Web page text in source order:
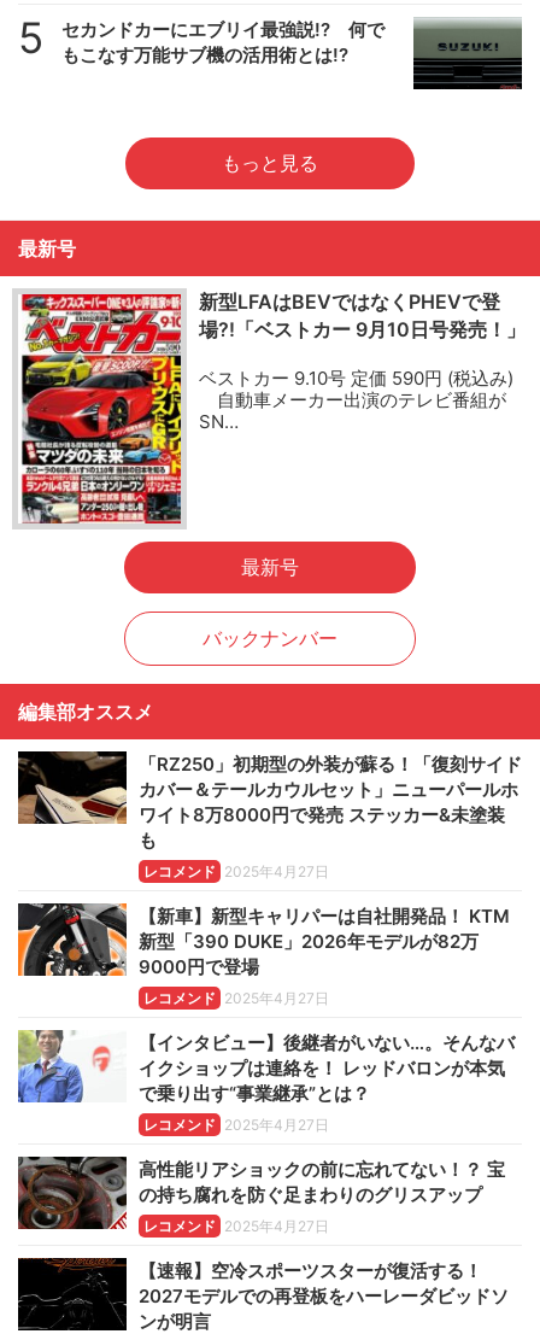
5
セカンドカーにエブリイ最強説!? 何で
もこなす万能サブ機の活用術とは!?
もっと見る
最新号
新型LFAはBEVではなくPHEVで登
場?!「ベストカー 9月10日号発売！」
ベストカー 9.10号 定価 590円 (税込み)
自動車メーカー出演のテレビ番組が
SN…
最新号
バックナンバー
編集部オススメ
「RZ250」初期型の外装が蘇る！「復刻サイド
カバー＆テールカウルセット」ニューパールホ
ワイト8万8000円で発売 ステッカー&未塗装
も
レコメンド 2025年4月27日
【新車】新型キャリパーは自社開発品！ KTM
新型「390 DUKE」2026年モデルが82万
9000円で登場
レコメンド 2025年4月27日
【インタビュー】後継者がいない…。そんなバ
イクショップは連絡を！ レッドバロンが本気
で乗り出す“事業継承”とは？
レコメンド 2025年4月27日
高性能リアショックの前に忘れてない！？ 宝
の持ち腐れを防ぐ足まわりのグリスアップ
レコメンド 2025年4月27日
【速報】空冷スポーツスターが復活する！
2027モデルでの再登板をハーレーダビッドソ
ンが明言